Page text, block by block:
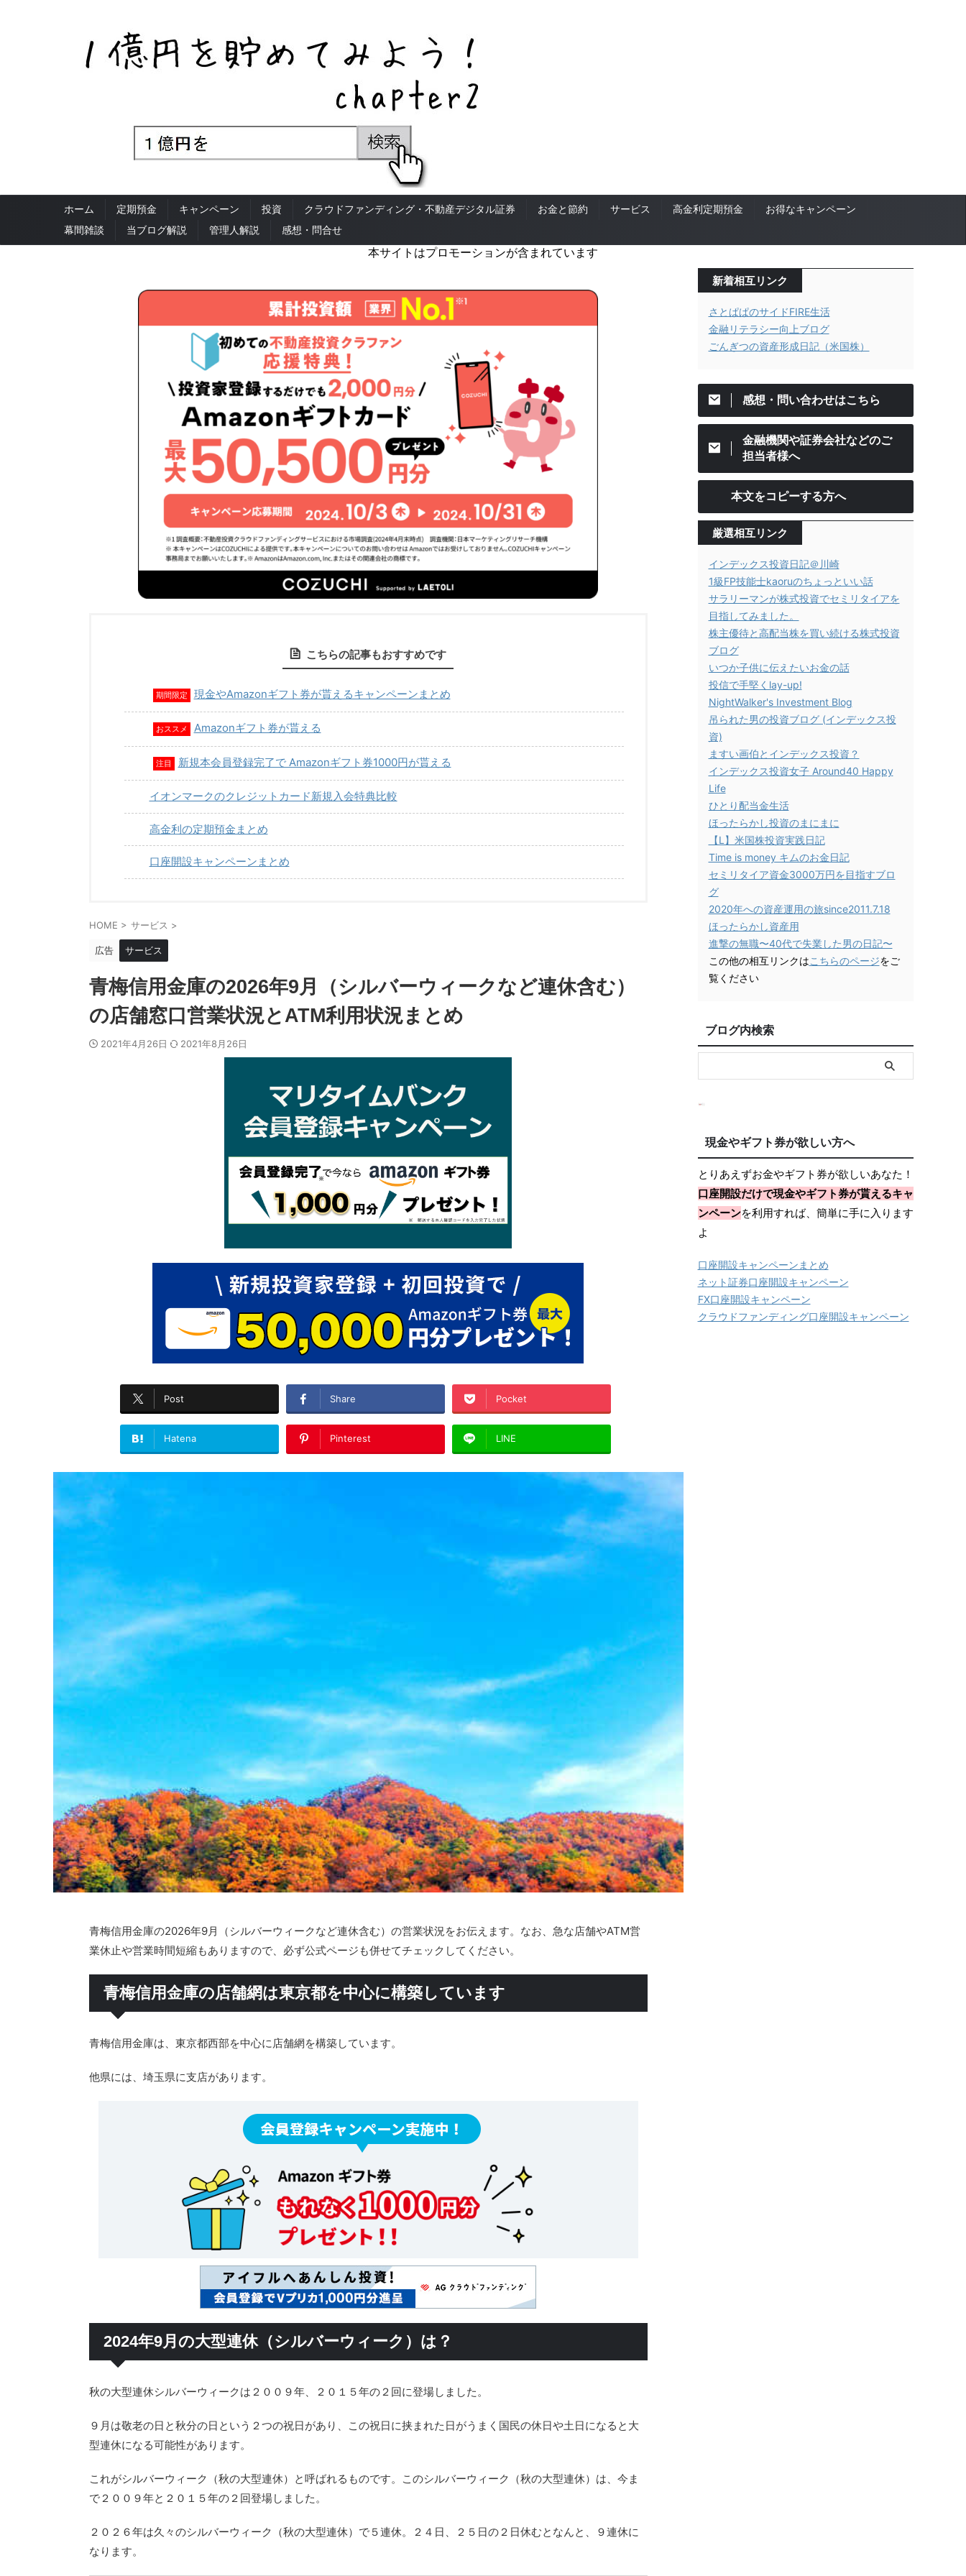
ホーム 定期預金 キャンペーン 投資 クラウドファンディング・不動産デジタル証券 お金と節約 サービス 高金利定期預金
お得なキャンペーン
幕間雑談
当ブログ解説 管理人解説 感想・問合せ
本サイトはプロモーションが含まれています
こちらの記事もおすすめです
期間限定 現金やAmazonギフト券が貰えるキャンペーンまとめ
おススメ Amazonギフト券が貰える
注目 新規本会員登録完了で Amazonギフト券1000円が貰える
イオンマークのクレジットカード新規入会特典比較
高金利の定期預金まとめ
口座開設キャンペーンまとめ
HOME > サービス >
広告 サービス
青梅信用金庫の2026年9月（シルバーウィークなど連休含む）
の店舗窓口営業状況とATM利用状況まとめ
2021年4月26日 2021年8月26日
Post Share Pocket
Hatena Pinterest LINE
青梅信用金庫の2026年9月（シルバーウィークなど連休含む）の営業状況をお伝えます。なお、急な店舗やATM営
業休止や営業時間短縮もありますので、必ず公式ページも併せてチェックしてください。
青梅信用金庫の店舗網は東京都を中心に構築しています
青梅信用金庫は、東京都西部を中心に店舗網を構築しています。
他県には、埼玉県に支店があります。
2024年9月の大型連休（シルバーウィーク）は？
秋の大型連休シルバーウィークは２００９年、２０１５年の２回に登場しました。
９月は敬老の日と秋分の日という２つの祝日があり、この祝日に挟まれた日がうまく国民の休日や土日になると大
型連休になる可能性があります。
これがシルバーウィーク（秋の大型連休）と呼ばれるものです。このシルバーウィーク（秋の大型連休）は、今ま
で２００９年と２０１５年の２回登場しました。
２０２６年は久々のシルバーウィーク（秋の大型連休）で５連休。２４日、２５日の２日休むとなんと、９連休に
なります。
新着相互リンク
さとぱぱのサイドFIRE生活
金融リテラシー向上ブログ
ごんぎつの資産形成日記（米国株）
感想・問い合わせはこちら
金融機関や証券会社などのご
担当者様へ
本文をコピーする方へ
厳選相互リンク
インデックス投資日記＠川崎
1級FP技能士kaoruのちょっといい話
サラリーマンが株式投資でセミリタイアを
目指してみました。
株主優待と高配当株を買い続ける株式投資
ブログ
いつか子供に伝えたいお金の話
投信で手堅くlay-up!
NightWalker's Investment Blog
吊られた男の投資ブログ (インデックス投
資)
ますい画伯とインデックス投資？
インデックス投資女子 Around40 Happy
Life
ひとり配当金生活
ほったらかし投資のまにまに
【L】米国株投資実践日記
Time is money キムのお金日記
セミリタイア資金3000万円を目指すブロ
グ
2020年への資産運用の旅since2011.7.18
ほったらかし資産用
進撃の無職〜40代で失業した男の日記〜
この他の相互リンクはこちらのページをご
覧ください
ブログ内検索
現金やギフト券が欲しい方へ
とりあえずお金やギフト券が欲しいあなた！
口座開設だけで現金やギフト券が貰えるキャ
ンペーンを利用すれば、簡単に手に入ります
よ
口座開設キャンペーンまとめ
ネット証券口座開設キャンペーン
FX口座開設キャンペーン
クラウドファンディング口座開設キャンペーン